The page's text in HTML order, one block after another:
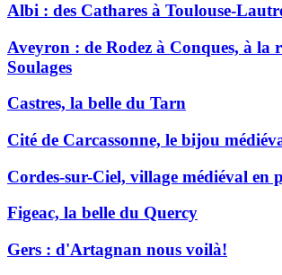
Albi : des Cathares à Toulouse-
Aveyron : de Rodez à Conques, à la
Soulages
Castres, la belle du Tarn
Cité de Carcassonne, le bijou
Cordes-sur-Ciel, village médiéval en
Figeac, la belle du Quercy
Gers : d'Artagnan nous voilà!